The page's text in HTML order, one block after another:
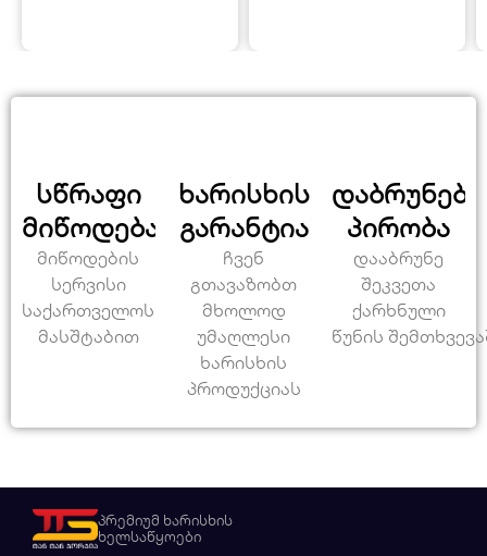
სწრაფი
მიწოდება
მიწოდების
სერვისი
საქართველოს
მასშტაბით
ხარისხის
გარანტია
ჩვენ
გთავაზობთ
მხოლოდ
უმაღლესი
ხარისხის
პროდუქციას
პირობა
დააბრუნე
შეკვეთა
ქარხნული
წუნის
პრემიუმ ხარისხის
ხელსაწყოები